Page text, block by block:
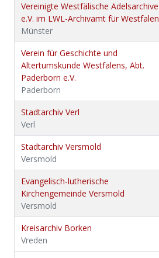
Vereinigte Westfälische Adelsarchive
e.V. im LWL-Archivamt für Westfalen
Münster
Verein für Geschichte und
Altertumskunde Westfalens, Abt.
Paderborn e.V.
Paderborn
Stadtarchiv Verl
Verl
Stadtarchiv Versmold
Versmold
Evangelisch-lutherische
Kirchengemeinde Versmold
Versmold
Kreisarchiv Borken
Vreden